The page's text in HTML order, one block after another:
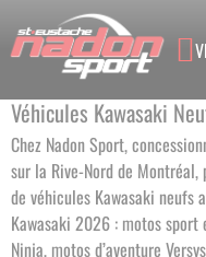
Véhicules Kawasaki
Chez Nadon Sport,
sur la Rive-Nord de Montréal,
de véhicules Kawasaki neufs
Kawasaki 2026 : motos
Ninja, motos d’aventure